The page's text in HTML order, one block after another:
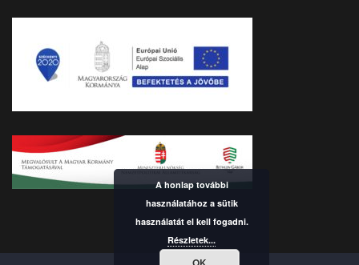
A honlap további
használatához a sütik
használatát el kell fogadni.
Részletek...